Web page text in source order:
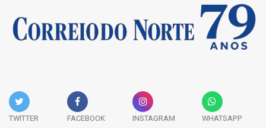
TWITTER FACEBOOK INSTAGRAM WHATSAPP